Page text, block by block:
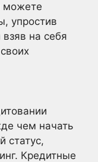
можете
упростив
на себя
чем начать
статус,
Кредитные